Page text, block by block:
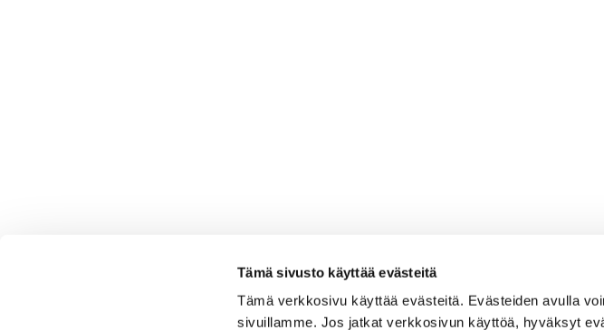
Tämä sivusto käyttää evästeitä
Tämä verkkosivu käyttää evästeitä. Evästeiden avulla
sivuillamme. Jos jatkat verkkosivun käyttöä, hyväksyt